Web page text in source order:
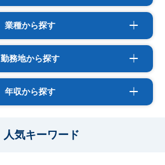
業種から探す
勤務地から探す
年収から探す
人気キーワード